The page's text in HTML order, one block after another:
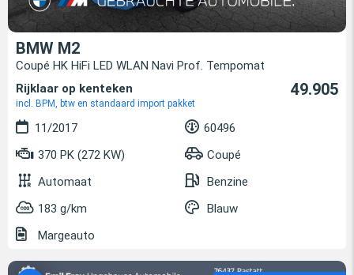
BMW M2
Coupé HK HiFi LED WLAN Navi Prof. Tempomat
Rijklaar op kenteken
incl. BPM, btw en standaard import pakket
49.905
11/2017
60496
370 PK (272 KW)
Coupé
Automaat
Benzine
183 g/km
Blauw
Margeauto